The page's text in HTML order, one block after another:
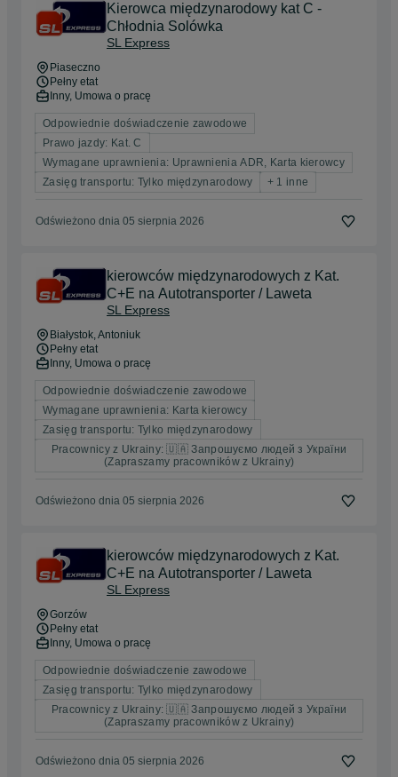
Kierowca międzynarodowy kat C -
Chłodnia Solówka
SL Express
Piaseczno
Pełny etat
Inny, Umowa o pracę
Odpowiednie doświadczenie zawodowe
Prawo jazdy: Kat. C
Wymagane uprawnienia: Uprawnienia ADR, Karta kierowcy
Zasięg transportu: Tylko międzynarodowy
+ 1 inne
Odświeżono dnia 05 sierpnia 2026
kierowców międzynarodowych z Kat.
C+E na Autotransporter / Laweta
SL Express
Białystok, Antoniuk
Pełny etat
Inny, Umowa o pracę
Odpowiednie doświadczenie zawodowe
Wymagane uprawnienia: Karta kierowcy
Zasięg transportu: Tylko międzynarodowy
Pracownicy z Ukrainy: 🇺🇦 Запрошуємо людей з України
(Zapraszamy pracowników z Ukrainy)
Odświeżono dnia 05 sierpnia 2026
kierowców międzynarodowych z Kat.
C+E na Autotransporter / Laweta
SL Express
Gorzów
Pełny etat
Inny, Umowa o pracę
Odpowiednie doświadczenie zawodowe
Zasięg transportu: Tylko międzynarodowy
Pracownicy z Ukrainy: 🇺🇦 Запрошуємо людей з України
(Zapraszamy pracowników z Ukrainy)
Odświeżono dnia 05 sierpnia 2026